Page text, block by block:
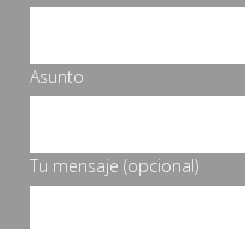
Asunto
Tu mensaje (opcional)